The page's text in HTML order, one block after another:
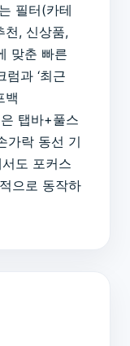
필터(카테
천, 신상품,
맞춘 빠른
과 ‘최근
백
탭바+풀스
가락 동선 기
도 포커스
으로 동작하